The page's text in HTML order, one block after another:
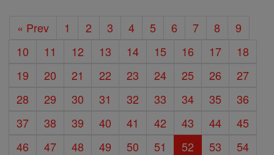
« Prev 1 2 3 4 5 6 7 8
9
10
11 12 13 14 15 16 17
18
19
20 21 22 23 24 25 26
27
28
29 30 31 32 33 34 35
36
37
38 39 40 41 42 43 44
45
46
47 48 49 50 51 52 53
54